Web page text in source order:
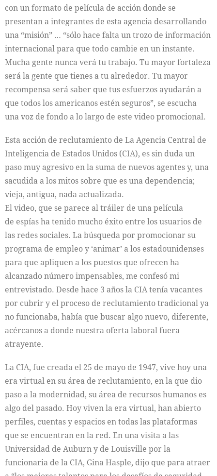
con un formato de película de acción donde se
presentan a integrantes de esta agencia desarrollando
una “misión” … “sólo hace falta un trozo de información
internacional para que todo cambie en un instante.
Mucha gente nunca verá tu trabajo. Tu mayor fortaleza
será la gente que tienes a tu alrededor. Tu mayor
recompensa será saber que tus esfuerzos ayudarán a
que todos los americanos estén seguros”, se escucha
una voz de fondo a lo largo de este video promocional.
Esta acción de reclutamiento de La Agencia Central de
Inteligencia de Estados Unidos (CIA), es sin duda un
paso muy agresivo en la suma de nuevos agentes y, una
sacudida a los mitos sobre que es una dependencia;
vieja, antigua, nada actualizada.
El video, que se parece al tráiler de una película
de espías ha tenido mucho éxito entre los usuarios de
las redes sociales. La búsqueda por promocionar su
programa de empleo y ‘animar’ a los estadounidenses
para que apliquen a los puestos que ofrecen ha
alcanzado número impensables, me confesó mi
entrevistado. Desde hace 3 años la CIA tenía vacantes
por cubrir y el proceso de reclutamiento tradicional ya
no funcionaba, había que buscar algo nuevo, diferente,
acércanos a donde nuestra oferta laboral fuera
atrayente.
La CIA, fue creada el 25 de mayo de 1947, vive hoy una
era virtual en su área de reclutamiento, en la que dio
paso a la modernidad, su área de recursos humanos es
algo del pasado. Hoy viven la era virtual, han abierto
perfiles, cuentas y espacios en todas las plataformas
que se encuentran en la red. En una visita a las
Universidad de Auburn y de Louisville por la
funcionaria de la CIA, Gina Hasple, dijo que para atraer